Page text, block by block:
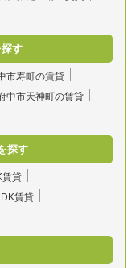
す
市寿町の賃貸
中市天神町の賃貸
探す
賃貸
賃貸